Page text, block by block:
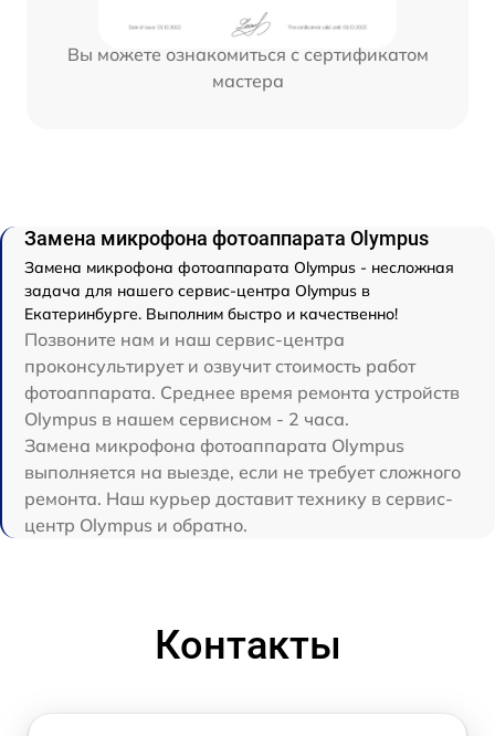
Вы можете ознакомиться с сертификатом
мастера
Замена микрофона фотоаппарата Olympus
Замена микрофона фотоаппарата Olympus - несложная
задача для нашего сервис-центра Olympus в
Екатеринбурге. Выполним быстро и качественно!
Позвоните нам и наш сервис-центра
проконсультирует и озвучит стоимость работ
фотоаппарата. Среднее время ремонта устройств
Olympus в нашем сервисном - 2 часа.
Замена микрофона фотоаппарата Olympus
выполняется на выезде, если не требует сложного
ремонта. Наш курьер доставит технику в сервис-
центр Olympus и обратно.
Контакты